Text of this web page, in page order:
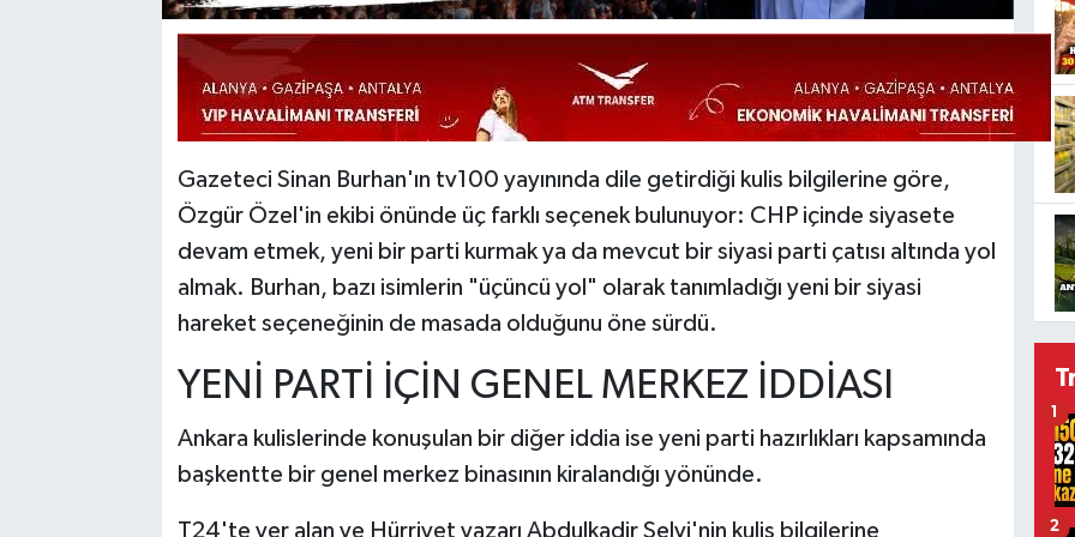
Gazeteci Sinan Burhan'ın tv100 yayınında dile getirdiği kulis bilgilerine göre,
Özgür Özel'in ekibi önünde üç farklı seçenek bulunuyor: CHP içinde siyasete
devam etmek, yeni bir parti kurmak ya da mevcut bir siyasi parti çatısı altında yol
almak. Burhan, bazı isimlerin "üçüncü yol" olarak tanımladığı yeni bir siyasi
hareket seçeneğinin de masada olduğunu öne sürdü.
YENİ PARTİ İÇİN GENEL MERKEZ İDDİASI
Ankara kulislerinde konuşulan bir diğer iddia ise yeni parti hazırlıkları kapsamında
başkentte bir genel merkez binasının kiralandığı yönünde.
T24'te yer alan ve Hürriyet yazarı Abdulkadir Selvi'nin kulis bilgilerine
1
2